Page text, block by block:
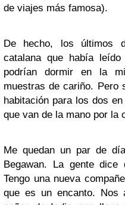
de viajes más famosa).
De hecho, los últimos
catalana que había
podrían dormir en la
muestras de cariño. Pero
habitación para los dos
que van de la mano por la
Me quedan un par de
Begawan. La gente
Tengo una nueva
que es un encanto. Nos